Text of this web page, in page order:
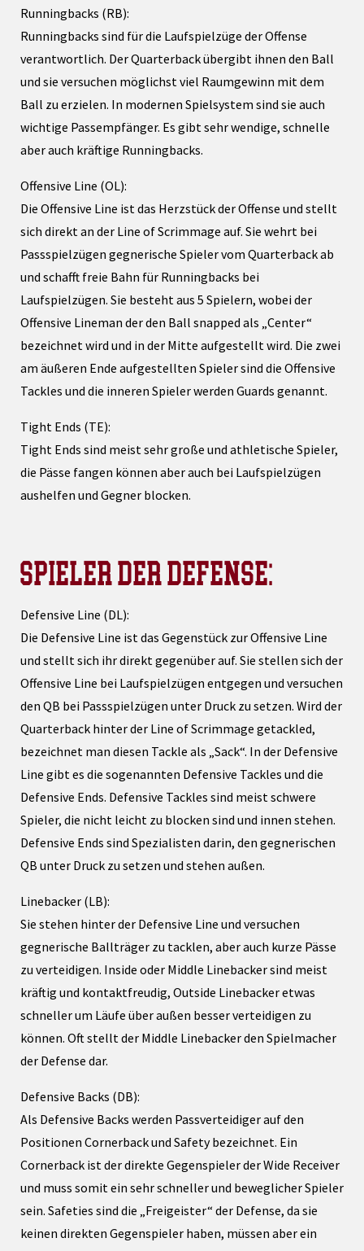
Runningbacks (RB):
Runningbacks sind für die Laufspielzüge der Offense
verantwortlich. Der Quarterback übergibt ihnen den Ball
und sie versuchen möglichst viel Raumgewinn mit dem
Ball zu erzielen. In modernen Spielsystem sind sie auch
wichtige Passempfänger. Es gibt sehr wendige, schnelle
aber auch kräftige Runningbacks.
Offensive Line (OL):
Die Offensive Line ist das Herzstück der Offense und stellt
sich direkt an der Line of Scrimmage auf. Sie wehrt bei
Passspielzügen gegnerische Spieler vom Quarterback ab
und schafft freie Bahn für Runningbacks bei
Laufspielzügen. Sie besteht aus 5 Spielern, wobei der
Offensive Lineman der den Ball snapped als „Center“
bezeichnet wird und in der Mitte aufgestellt wird. Die zwei
am äußeren Ende aufgestellten Spieler sind die Offensive
Tackles und die inneren Spieler werden Guards genannt.
Tight Ends (TE):
Tight Ends sind meist sehr große und athletische Spieler,
die Pässe fangen können aber auch bei Laufspielzügen
aushelfen und Gegner blocken.
SPIELER DER DEFENSE:
Defensive Line (DL):
Die Defensive Line ist das Gegenstück zur Offensive Line
und stellt sich ihr direkt gegenüber auf. Sie stellen sich der
Offensive Line bei Laufspielzügen entgegen und versuchen
den QB bei Passspielzügen unter Druck zu setzen. Wird der
Quarterback hinter der Line of Scrimmage getackled,
bezeichnet man diesen Tackle als „Sack“. In der Defensive
Line gibt es die sogenannten Defensive Tackles und die
Defensive Ends. Defensive Tackles sind meist schwere
Spieler, die nicht leicht zu blocken sind und innen stehen.
Defensive Ends sind Spezialisten darin, den gegnerischen
QB unter Druck zu setzen und stehen außen.
Linebacker (LB):
Sie stehen hinter der Defensive Line und versuchen
gegnerische Ballträger zu tacklen, aber auch kurze Pässe
zu verteidigen. Inside oder Middle Linebacker sind meist
kräftig und kontaktfreudig, Outside Linebacker etwas
schneller um Läufe über außen besser verteidigen zu
können. Oft stellt der Middle Linebacker den Spielmacher
der Defense dar.
Defensive Backs (DB):
Als Defensive Backs werden Passverteidiger auf den
Positionen Cornerback und Safety bezeichnet. Ein
Cornerback ist der direkte Gegenspieler der Wide Receiver
und muss somit ein sehr schneller und beweglicher Spieler
sein. Safeties sind die „Freigeister“ der Defense, da sie
keinen direkten Gegenspieler haben, müssen aber ein